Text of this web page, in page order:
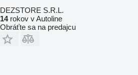
DEZSTORE S.R.L.
14rokov v Autoline
Obráťte sa na predajcu